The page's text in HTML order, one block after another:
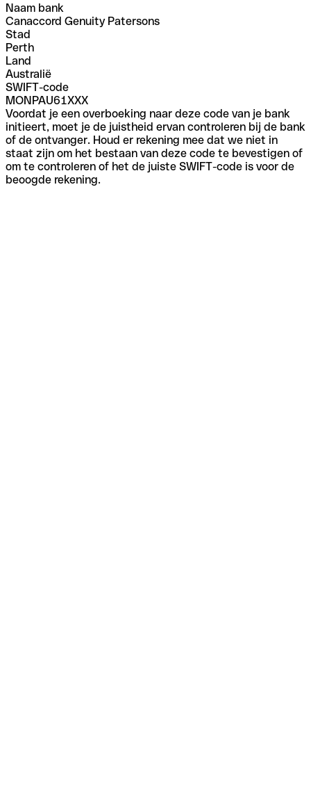
Naam bank
Canaccord Genuity Patersons
Stad
Perth
Land
Australië
SWIFT-code
MONPAU61XXX
Voordat je een overboeking naar deze code van je bank
initieert, moet je de juistheid ervan controleren bij de bank
of de ontvanger. Houd er rekening mee dat we niet in
staat zijn om het bestaan van deze code te bevestigen of
om te controleren of het de juiste SWIFT-code is voor de
beoogde rekening.